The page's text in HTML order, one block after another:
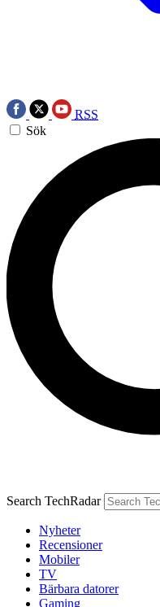
RSS
Sök
Search TechRadar
Nyheter
Recensioner
Mobiler
TV
Bärbara datorer
Gaming